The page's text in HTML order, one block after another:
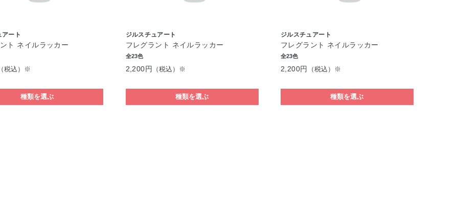
アート
ト ネイルラッカー
税込）※
種類を選ぶ
ジルスチュアート
フレグラント ネイルラッカー
全23色
2,200円 （税込）※
種類を選ぶ
ジルスチュアート
フレグラント ネイルラッカー
全23色
2,200円 （税込）※
種類を選ぶ